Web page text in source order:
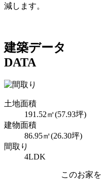
減します。
建築データ
DATA
土地面積
191.52㎡(57.93坪)
建物面積
86.95㎡(26.30坪)
間取り
4LDK
このお家